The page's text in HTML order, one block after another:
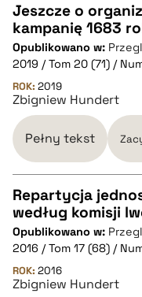
CZYSTY TEKST
pobierz cytat
BIBTEX
pobierz cytat
Jeszcze o
kampanię 1683
Opublikowano w:
2019 / Tom 20 (71) /
ROK: 2019
Zbigniew Hundert
Pełny tekst
CZYSTY TEKST
pobierz cytat
Repartycja
według komisji
Opublikowano w:
2016 / Tom 17 (68) /
ROK: 2016
Zbigniew Hundert